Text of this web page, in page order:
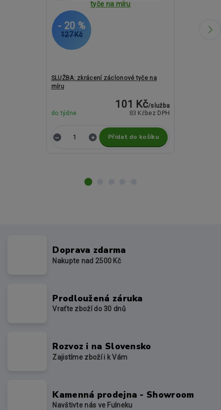
127 Kč
- 20 %
SLUŽBA: zkrácení záclonové tyče na
míru
101 Kč/služba
83 Kč bez DPH
do týdne
Přidat do košíku
1 507 Kč
- 26 %
Doprava zdarma
Nakupte nad 2500 Kč
Prodloužená záruka
Vraťte zboží do 30 dnů
Rozvoz i na Slovensko
Zajistíme zboží i k Vám
Kamenná prodejna - Showroom
Navštivte nás ve Fulneku